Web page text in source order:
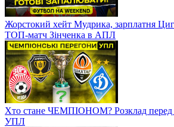
Жорстокий хейт Мудрика, зарплатня
ТОП-матч Зінченка в АПЛ
Хто стане ЧЕМПІОНОМ? Розклад перед
УПЛ